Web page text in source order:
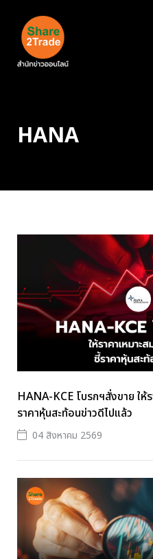
HANA
HANA-KCE โบรกฯสั่งขาย ให้
ราคาหุ้นสะท้อนข่าวดีไปแล้ว
04 สิงหาคม 2569